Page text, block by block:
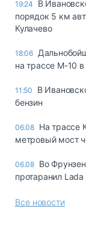
19:24
В
порядок 5 км
Кулачево
18:06
на трассе М-10 в
11:50
В
бензин
06.08 На трассе
метровый мост
06.08 Во
протаранил Lada
Все новости